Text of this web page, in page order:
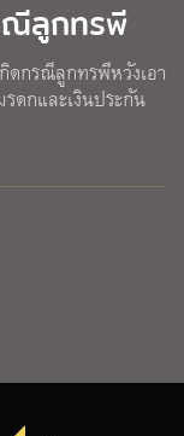
ณีลูกทรพี
ดกรณีลูกทรพีหวังเอา
ดกและเงินประกัน